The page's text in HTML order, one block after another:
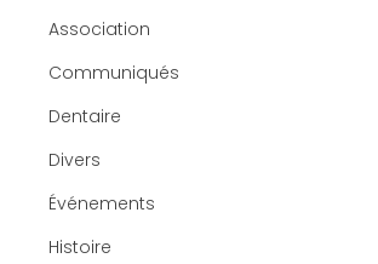
Association
Communiqués
Dentaire
Divers
Événements
Histoire